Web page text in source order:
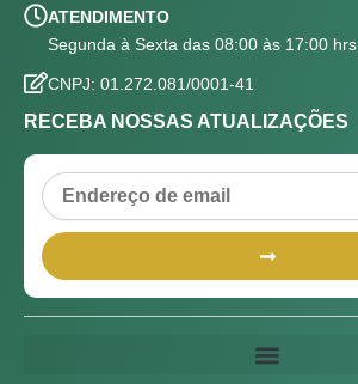
ATENDIMENTO
Segunda à Sexta das 08:00 às 17:00 hrs
CNPJ: 01.272.081/0001-41
RECEBA NOSSAS ATUALIZAÇÕES
Email